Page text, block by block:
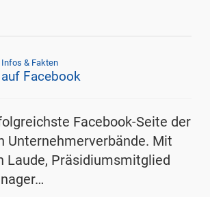
Infos & Fakten
Facebook
Facebook-Seite der
Unternehmerverbände. Mit
Laude, Präsidiumsmitglied